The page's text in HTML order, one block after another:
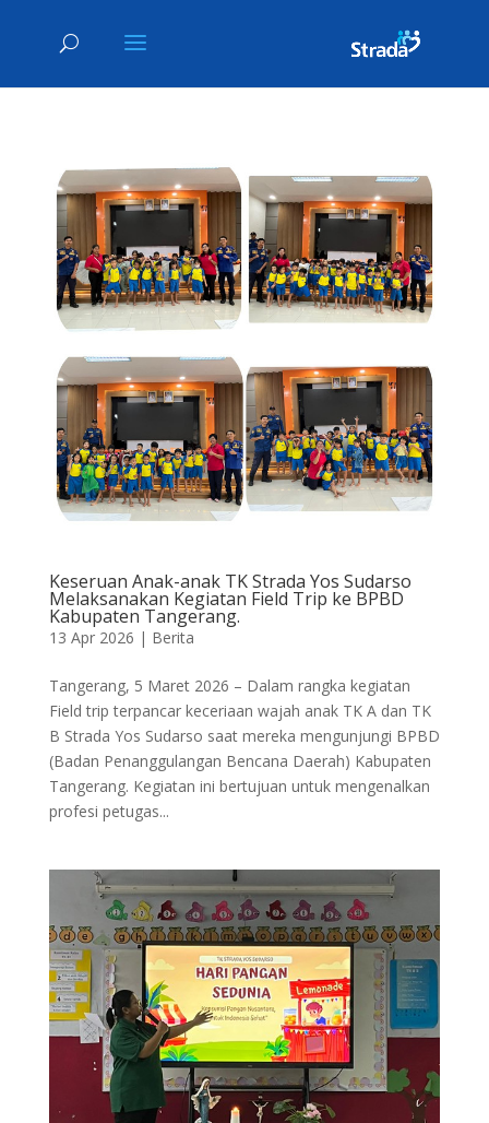
Keseruan Anak-anak TK Strada Yos Sudarso
Melaksanakan Kegiatan Field Trip ke BPBD
Kabupaten Tangerang.
13 Apr 2026 | Berita
Tangerang, 5 Maret 2026 – Dalam rangka kegiatan
Field trip terpancar keceriaan wajah anak TK A dan TK
B Strada Yos Sudarso saat mereka mengunjungi BPBD
(Badan Penanggulangan Bencana Daerah) Kabupaten
Tangerang. Kegiatan ini bertujuan untuk mengenalkan
profesi petugas...